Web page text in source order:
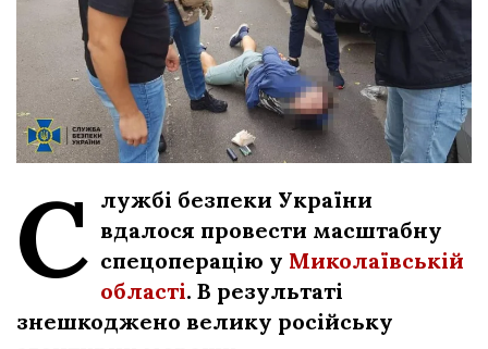
С лужбі безпеки України
вдалося провести масштабну
спецоперацію у Миколаївській
області. В результаті
знешкоджено велику російську